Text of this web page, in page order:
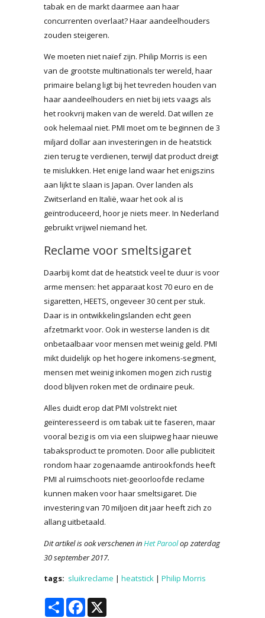
tabak en de markt daarmee aan haar
concurrenten overlaat? Haar aandeelhouders
zouden steigeren.
We moeten niet naïef zijn. Philip Morris is een
van de grootste multinationals ter wereld, haar
primaire belang ligt bij het tevreden houden van
haar aandeelhouders en niet bij iets vaags als
het rookvrij maken van de wereld. Dat willen ze
ook helemaal niet. PMI moet om te beginnen de 3
miljard dollar aan investeringen in de heatstick
zien terug te verdienen, terwijl dat product dreigt
te mislukken. Het enige land waar het enigszins
aan lijkt te slaan is Japan. Over landen als
Zwitserland en Italië, waar het ook al is
geïntroduceerd, hoor je niets meer. In Nederland
gebruikt vrijwel niemand het.
Reclame voor smeltsigaret
Daarbij komt dat de heatstick veel te duur is voor
arme mensen: het apparaat kost 70 euro en de
sigaretten, HEETS, ongeveer 30 cent per stuk.
Daar is in ontwikkelingslanden echt geen
afzetmarkt voor. Ook in westerse landen is dit
onbetaalbaar voor mensen met weinig geld. PMI
mikt duidelijk op het hogere inkomens-segment,
mensen met weinig inkomen mogen zich rustig
dood blijven roken met de ordinaire peuk.
Alles duidt erop dat PMI volstrekt niet
geïnteresseerd is om tabak uit te faseren, maar
vooral bezig is om via een sluipweg haar nieuwe
tabaksproduct te promoten. Door alle publiciteit
rondom haar zogenaamde antirookfonds heeft
PMI al ruimschoots niet-geoorloofde reclame
kunnen maken voor haar smeltsigaret. Die
investering van 70 miljoen dit jaar heeft zich zo
allang uitbetaald.
Dit artikel is ook verschenen inHet Paroolop zaterdag
30 september 2017.
tags: sluikreclame | heatstick | Philip Morris
Share Facebook